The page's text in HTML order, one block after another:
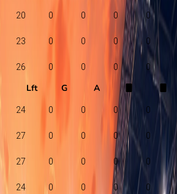
20 0 0 0 0
23 0 0 0 0
26 0 0 0 0
Lft G A
24 0 0 0 0
27 0 0 0 0
27 0 0 0 0
24 0 0 0 0